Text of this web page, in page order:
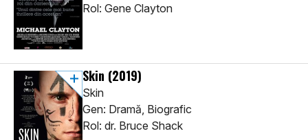
Rol: Gene Clayton
Skin (2019)
Skin
Gen: Dramă, Biografic
Rol: dr. Bruce Shack